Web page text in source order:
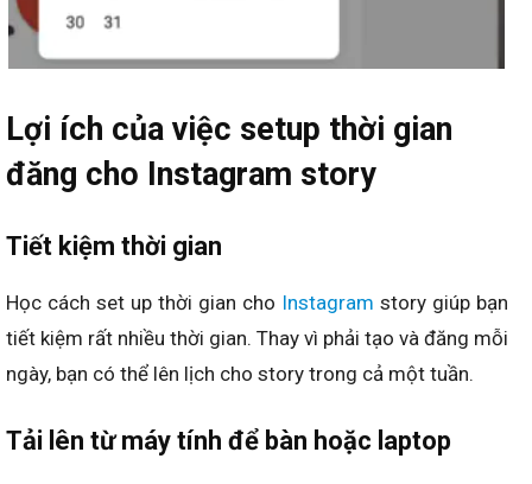
Lợi ích của việc setup thời gian
đăng cho Instagram story
Tiết kiệm thời gian
Học cách set up thời gian cho Instagram story giúp bạn
tiết kiệm rất nhiều thời gian. Thay vì phải tạo và đăng mỗi
ngày, bạn có thể lên lịch cho story trong cả một tuần.
Tải lên từ máy tính để bàn hoặc laptop